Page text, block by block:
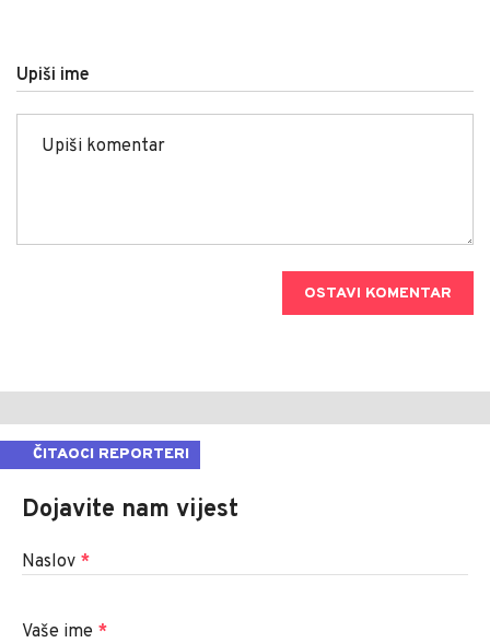
Upiši ime
OSTAVI KOMENTAR
ČITAOCI REPORTERI
Dojavite nam vijest
Naslov *
Vaše ime *